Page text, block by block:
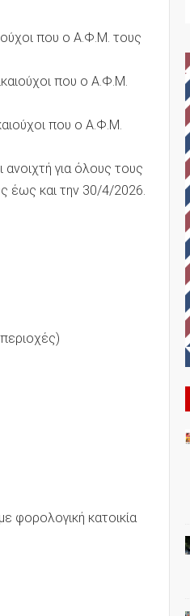
που ο Α.Φ.Μ. τους
που ο Α.Φ.Μ.
που ο Α.Φ.Μ.
για όλους τους
έως και την 30/4/2026.
φορολογική κατοικία